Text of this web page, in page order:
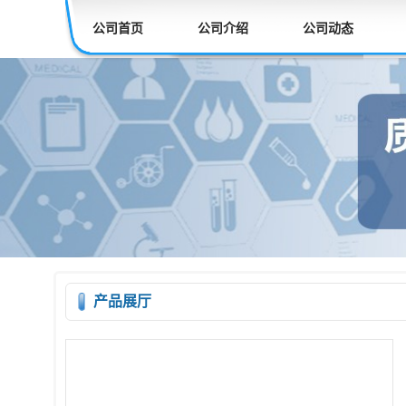
公司首页 公司介绍 公司动态
产品展厅